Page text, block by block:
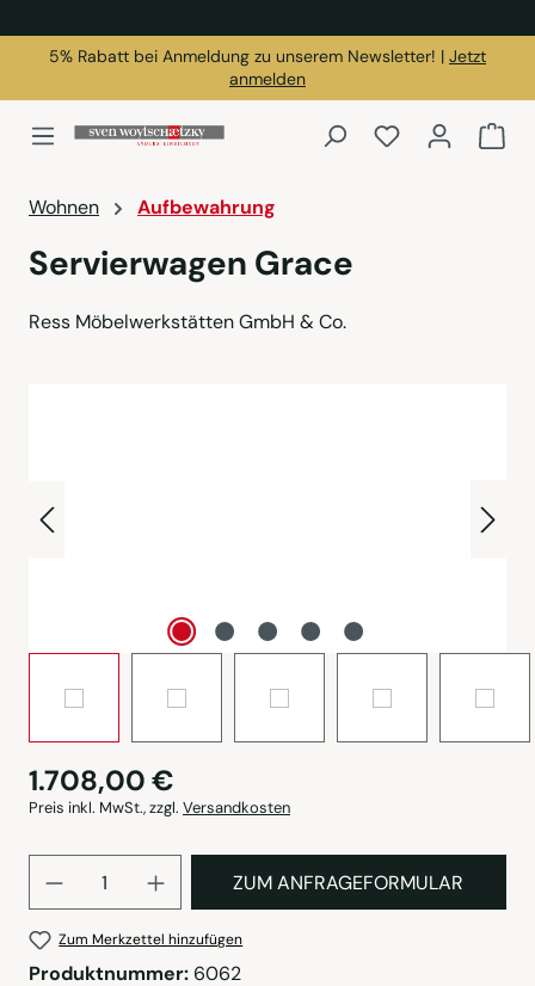
5% Rabatt bei Anmeldung zu unserem Newsletter! | Jetzt
anmelden
Du hast 0
Wohnen Aufbewahrung
Servierwagen Grace
Ress Möbelwerkstätten GmbH & Co.
1.708,00 €
Preis inkl. MwSt., zzgl. Versandkosten
Produkt Anzahl: Gib den
ZUM ANFRAGEFORMULAR
Zum Merkzettel hinzufügen
Produktnummer:6062